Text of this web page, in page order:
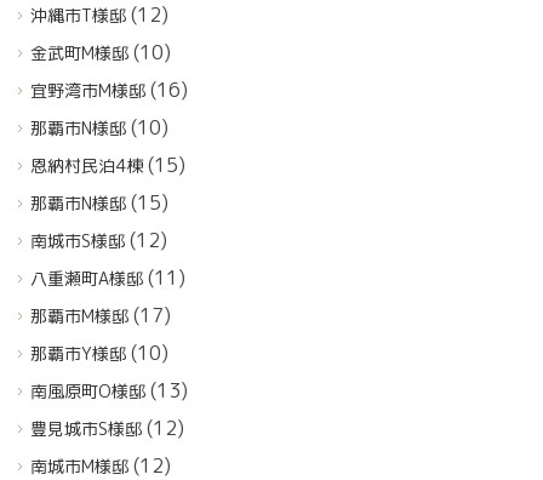
沖縄市T様邸 (12)
金武町M様邸 (10)
宜野湾市M様邸 (16)
那覇市N様邸 (10)
恩納村民泊4棟(15)
那覇市N様邸 (15)
南城市S様邸 (12)
八重瀬町A様邸 (11)
那覇市M様邸 (17)
那覇市Y様邸 (10)
南風原町O様邸 (13)
豊見城市S様邸 (12)
南城市M様邸 (12)